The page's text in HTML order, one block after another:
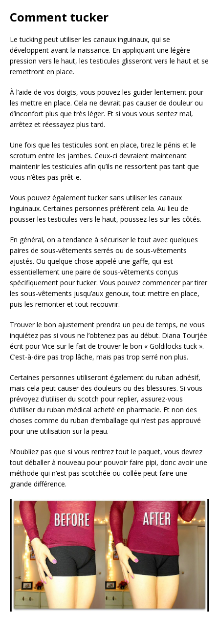
Comment tucker
Le tucking peut utiliser les canaux inguinaux, qui se
développent avant la naissance. En appliquant une légère
pression vers le haut, les testicules glisseront vers le haut et se
remettront en place.
À l’aide de vos doigts, vous pouvez les guider lentement pour
les mettre en place. Cela ne devrait pas causer de douleur ou
d’inconfort plus que très léger. Et si vous vous sentez mal,
arrêtez et réessayez plus tard.
Une fois que les testicules sont en place, tirez le pénis et le
scrotum entre les jambes. Ceux-ci devraient maintenant
maintenir les testicules afin qu’ils ne ressortent pas tant que
vous n’êtes pas prêt-e.
Vous pouvez également tucker sans utiliser les canaux
inguinaux. Certaines personnes préfèrent cela. Au lieu de
pousser les testicules vers le haut, poussez-les sur les côtés.
En général, on a tendance à sécuriser le tout avec quelques
paires de sous-vêtements serrés ou de sous-vêtements
ajustés. Ou quelque chose appelé une gaffe, qui est
essentiellement une paire de sous-vêtements conçus
spécifiquement pour tucker. Vous pouvez commencer par tirer
les sous-vêtements jusqu’aux genoux, tout mettre en place,
puis les remonter et tout recouvrir.
Trouver le bon ajustement prendra un peu de temps, ne vous
inquiétez pas si vous ne l’obtenez pas au début. Diana Tourjée
écrit pour Vice sur le fait de trouver le bon « Goldilocks tuck ».
C’est-à-dire pas trop lâche, mais pas trop serré non plus.
Certaines personnes utiliseront également du ruban adhésif,
mais cela peut causer des douleurs ou des blessures. Si vous
prévoyez d’utiliser du scotch pour replier, assurez-vous
d’utiliser du ruban médical acheté en pharmacie. Et non des
choses comme du ruban d’emballage qui n’est pas approuvé
pour une utilisation sur la peau.
N’oubliez pas que si vous rentrez tout le paquet, vous devrez
tout déballer à nouveau pour pouvoir faire pipi, donc avoir une
méthode qui n’est pas scotchée ou collée peut faire une
grande différence.